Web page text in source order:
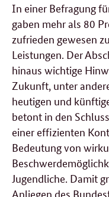
In einer Befragung
gaben mehr als 80
zufrieden gewesen
Leistungen. Der
hinaus wichtige
Zukunft, unter
heutigen und
betont in den
einer effizienten
Bedeutung von
Jugendliche. Damit
Anliegen des